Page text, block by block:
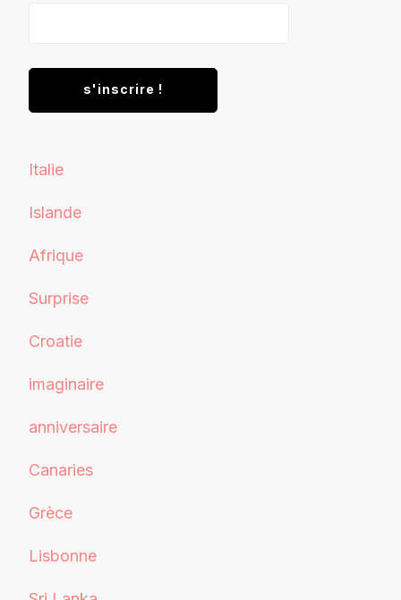
Italie
Islande
Afrique
Surprise
Croatie
imaginaire
anniversaire
Canaries
Grèce
Lisbonne